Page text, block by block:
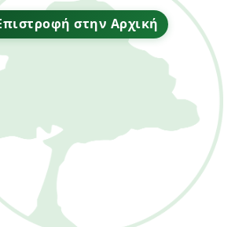
στην Αρχική